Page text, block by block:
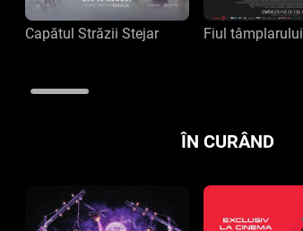
Capătul Străzii Stejar Fiul tâmplarului
ÎN CURÂND